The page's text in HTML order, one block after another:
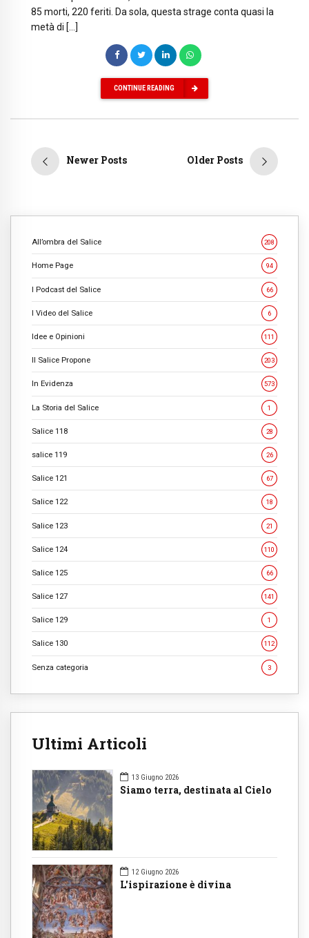
85 morti, 220 feriti. Da sola, questa strage conta quasi la
metà di […]
CONTINUE READING
Newer Posts Older Posts
All’ombra del Salice 208
Home Page 94
I Podcast del Salice 66
I Video del Salice 6
Idee e Opinioni 111
Il Salice Propone 203
In Evidenza 573
La Storia del Salice 1
Salice 118 28
salice 119 26
Salice 121 67
Salice 122 18
Salice 123 21
Salice 124 110
Salice 125 66
Salice 127 141
Salice 129 1
Salice 130 112
Senza categoria 3
Ultimi Articoli
13 Giugno 2026
Siamo terra, destinata al Cielo
12 Giugno 2026
L'ispirazione è divina